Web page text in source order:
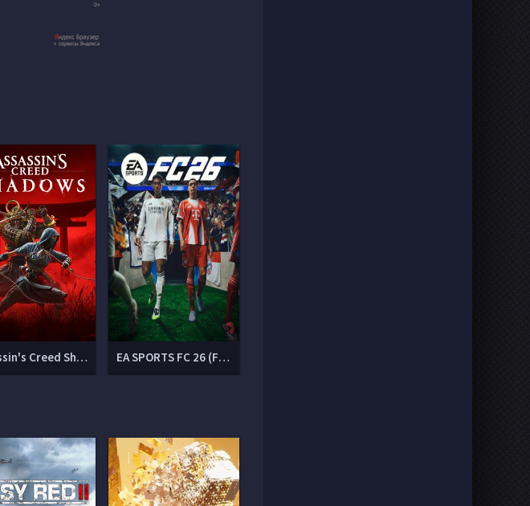
Assassin's Creed Shadows EA SPORTS FC 26 (FIFA 26)